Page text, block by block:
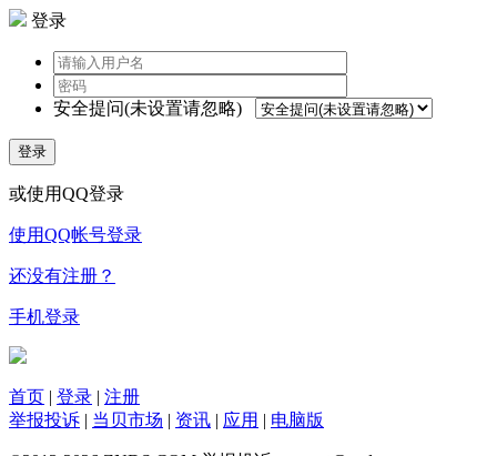
登录
安全提问(未设置请忽略)
登录
或使用QQ登录
使用QQ帐号登录
还没有注册？
手机登录
首页 | 登录 | 注册
举报投诉 | 当贝市场 | 资讯 | 应用 | 电脑版